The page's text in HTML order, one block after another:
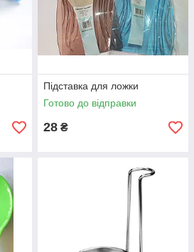
Підставка для ложки
Готово до відправки
28 ₴